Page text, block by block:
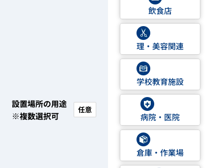
設置場所の用途
※複数選択可
任意
飲食店
理・美容関連
学校教育施設
病院・医院
倉庫・作業場